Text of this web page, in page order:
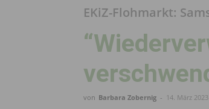
EKiZ-Flohmarkt:
von Barbara Zobernig - 14. März 2023